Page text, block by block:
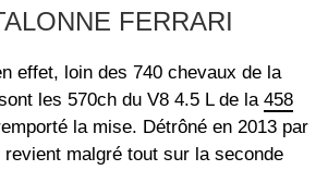
FERRARI
effet, loin des 740 chevaux de la
les 570ch du V8 4.5 L de la 458
la mise. Détrôné en 2013 par
malgré tout sur la seconde